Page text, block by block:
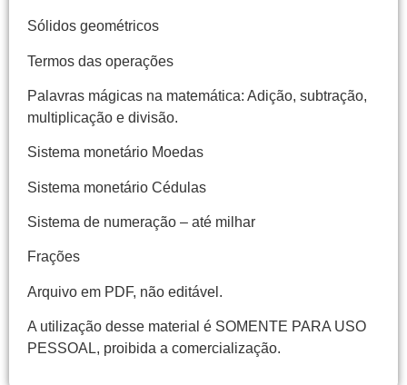
Sólidos geométricos
Termos das operações
Palavras mágicas na matemática: Adição, subtração,
multiplicação e divisão.
Sistema monetário Moedas
Sistema monetário Cédulas
Sistema de numeração – até milhar
Frações
Arquivo em PDF, não editável.
A utilização desse material é SOMENTE PARA USO
PESSOAL, proibida a comercialização.